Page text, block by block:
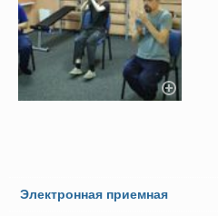
Электронная приемная